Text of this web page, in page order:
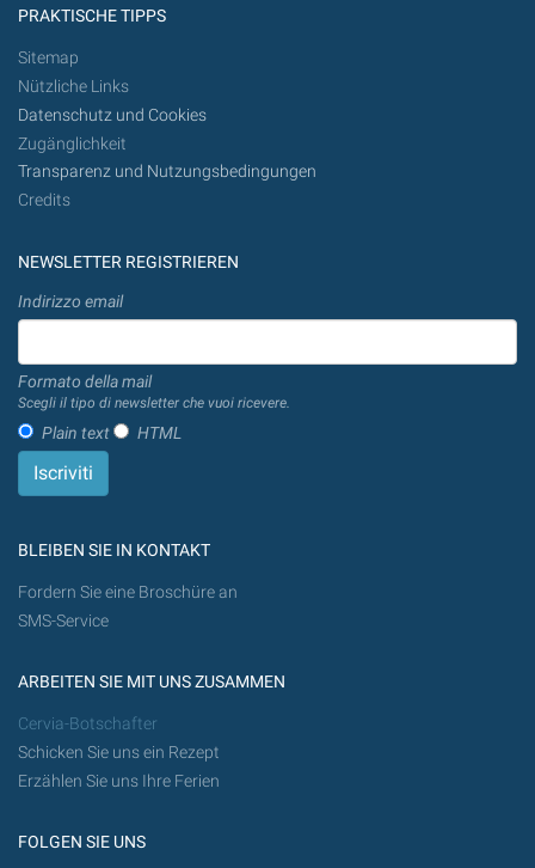
PRAKTISCHE TIPPS
Sitemap
Nützliche Links
Datenschutz und Cookies
Zugänglichkeit
Transparenz und Nutzungsbedingungen
Credits
NEWSLETTER REGISTRIEREN
Indirizzo email
Formato della mail
Scegli il tipo di newsletter che vuoi ricevere.
Plain text HTML
BLEIBEN SIE IN KONTAKT
Fordern Sie eine Broschüre an
SMS-Service
ARBEITEN SIE MIT UNS ZUSAMMEN
Cervia-Botschafter
Schicken Sie uns ein Rezept
Erzählen Sie uns Ihre Ferien
FOLGEN SIE UNS